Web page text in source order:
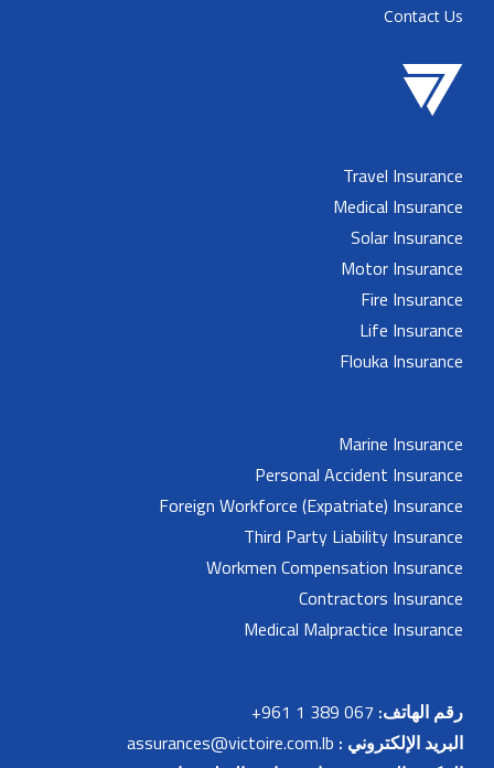
Contact Us
Travel Insurance
Medical Insurance
Solar Insurance
Motor Insurance
Fire Insurance
Life Insurance
Flouka Insurance
Marine Insurance
Personal Accident Insurance
Foreign Workforce (Expatriate) Insurance
Third Party Liability Insurance
Workmen Compensation Insurance
Contractors Insurance
Medical Malpractice Insurance
رقم الهاتف: 067 389 1 961+
البريد الإلكتروني : assurances@victoire.com.lb